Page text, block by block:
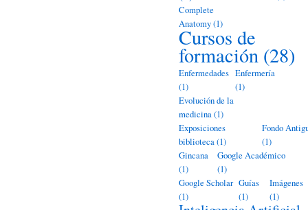
Complete
Anatomy(1)
Cursos de
formación (28)
Enfermedades
(1)
Enfermería
(1)
Evolución de la
medicina(1)
Exposiciones
biblioteca(1)
Fondo
(1)
Gincana
(1)
Google Académico
(1)
Google Scholar
(1)
Guías
(1)
Imágenes
(1)